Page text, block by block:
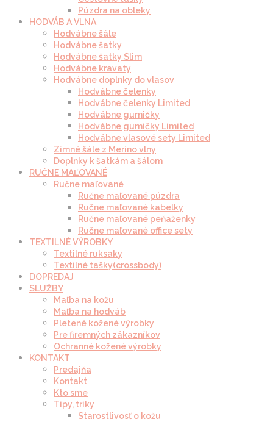
Púzdra na obleky
HODVÁB A VLNA
Hodvábne šále
Hodvábne šatky
Hodvábne šatky Slim
Hodvábne kravaty
Hodvábne doplnky do vlasov
Hodvábne čelenky
Hodvábne čelenky Limited
Hodvábne gumičky
Hodvábne gumičky Limited
Hodvábne vlasové sety Limited
Zimné šále z Merino vlny
Doplnky k šatkám a šálom
RUČNE MAĽOVANÉ
Ručne maľované
Ručne maľované púzdra
Ručne maľované kabelky
Ručne maľované peňaženky
Ručne maľované office sety
TEXTILNÉ VÝROBKY
Textilné ruksaky
Textilné tašky(crossbody)
DOPREDAJ
SLUŽBY
Maľba na kožu
Maľba na hodváb
Pletené kožené výrobky
Pre firemných zákazníkov
Ochranné kožené výrobky
KONTAKT
Predajňa
Kontakt
Kto sme
Tipy, triky
Starostlivosť o kožu